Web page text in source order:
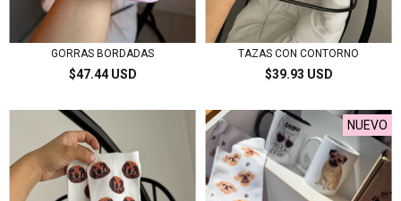
GORRAS BORDADAS
$47.44 USD
TAZAS CON CONTORNO
$39.93 USD
NUEVO